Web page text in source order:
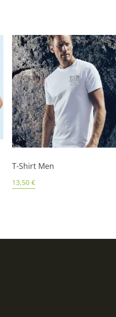
T-Shirt Men
13,50 €